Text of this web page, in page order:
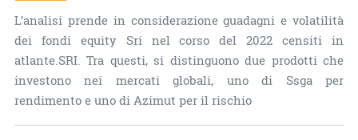
L’analisi prende in considerazione guadagni e volatilità
dei fondi equity Sri nel corso del 2022 censiti in
atlante.SRI. Tra questi, si distinguono due prodotti che
investono nei mercati globali, uno di Ssga per
rendimento e uno di Azimut per il rischio